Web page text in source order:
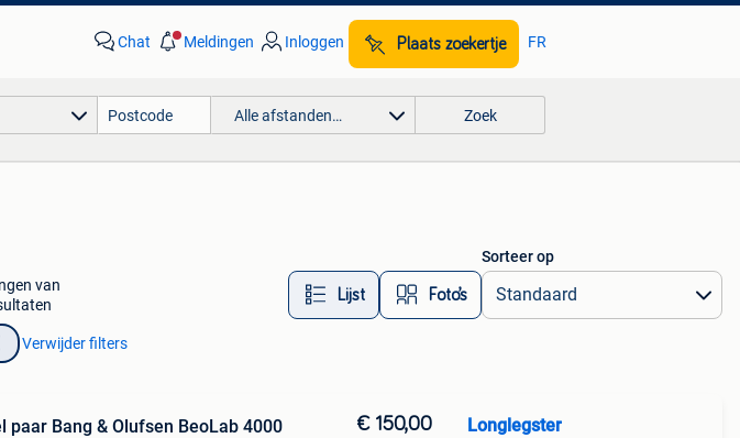
Chat Meldingen Inloggen Plaats zoekertje FR
Alle afstanden… Zoek
van
Lijst Foto’s
Sorteer op
Verwijder filters
paar Bang & Olufsen BeoLab 4000
€ 150,00 Longlegster